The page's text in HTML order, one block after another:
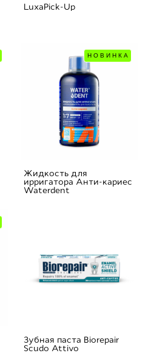
LuxaPick-Up
НОВИНКА
Жидкость для
ирригатора Анти-кариес
Waterdent
Зубная паста Biorepair
Scudo Attivo